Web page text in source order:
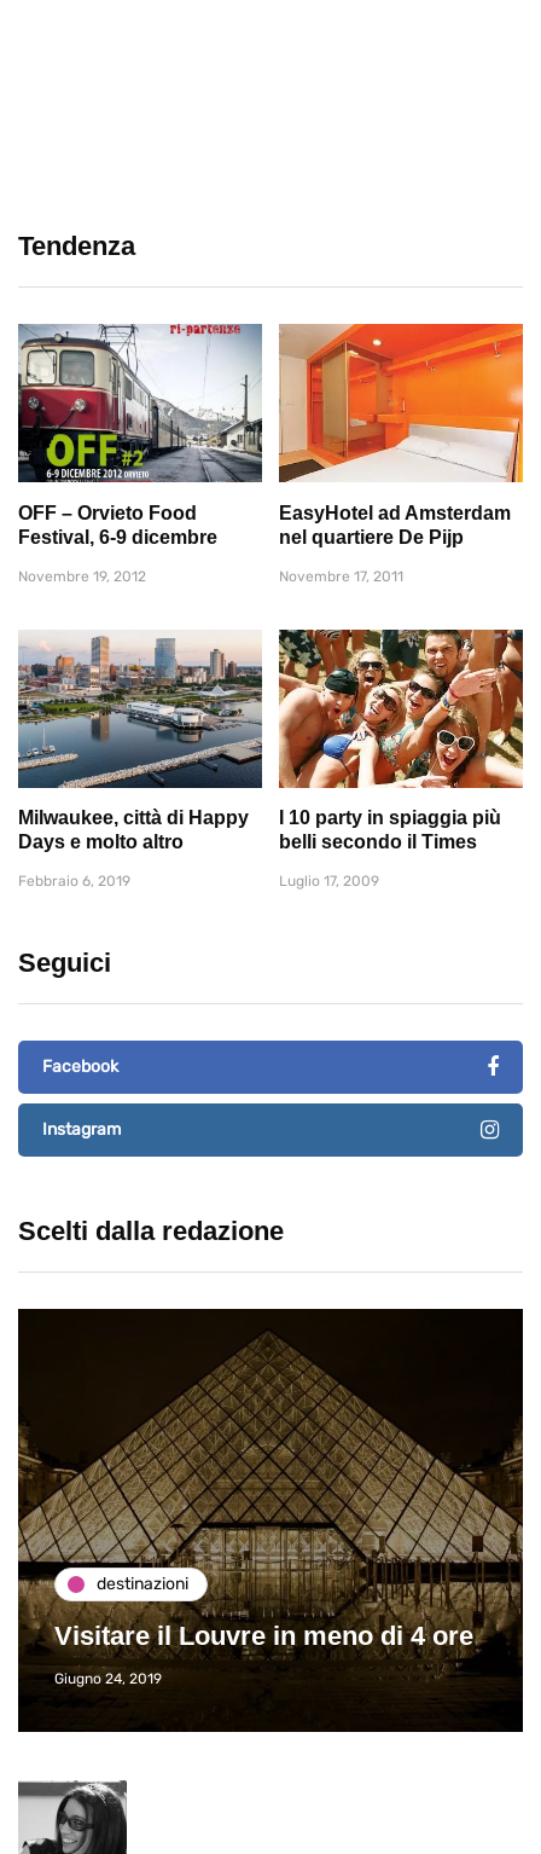
Tendenza
OFF – Orvieto Food
Festival, 6-9 dicembre
Novembre 19, 2012
EasyHotel ad Amsterdam
nel quartiere De Pijp
Novembre 17, 2011
Milwaukee, città di Happy
Days e molto altro
Febbraio 6, 2019
I 10 party in spiaggia più
belli secondo il Times
Luglio 17, 2009
Seguici
Facebook
Instagram
Scelti dalla redazione
destinazioni
Visitare il Louvre in meno di 4 ore
Giugno 24, 2019